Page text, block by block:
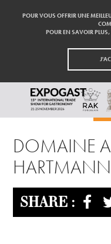
POUR VOUS OFFRIR UNE
POUR EN SAVOIR
PARTICIPER
EXPOSANTS
VISITER
PRESSE
PARTENAIRES
Accueil Exposants
DOMAINE
HARTMANN
SHARE :